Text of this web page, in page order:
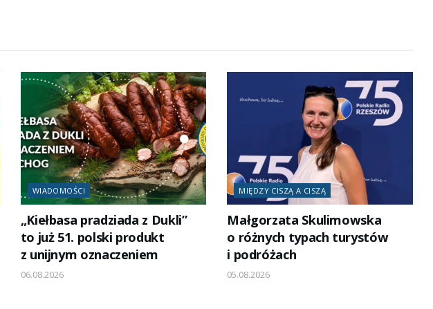
WIADOMOŚCI
„Kiełbasa pradziada z Dukli”
to już 51. polski produkt
z unijnym oznaczeniem
06.08.2026
MIĘDZY CISZĄ A CISZĄ
Małgorzata Skulimowska
o różnych typach turystów
i podróżach
05.08.2026